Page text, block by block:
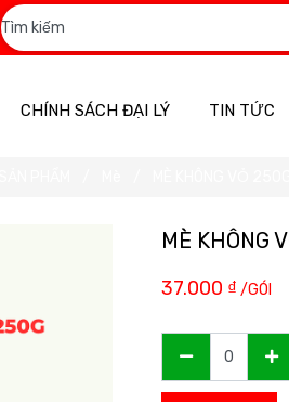
CHÍNH SÁCH ĐẠI LÝ TIN TỨC
MÈ KHÔNG
37.000 ₫ /GÓI